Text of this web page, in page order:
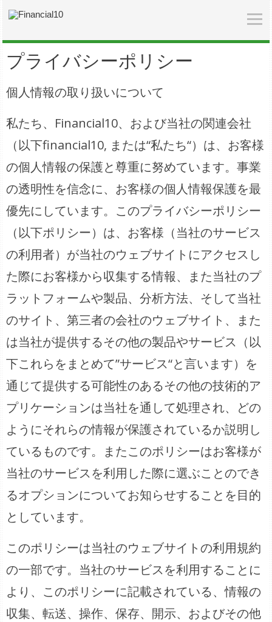
プライバシーポリシー
個人情報の取り扱いについて
私たち、Financial10、および当社の関連会社
（以下financial10, または“私たち“）は、お客様
の個人情報の保護と尊重に努めています。事業
の透明性を信念に、お客様の個人情報保護を最
優先にしています。このプライバシーポリシー
（以下ポリシー）は、お客様（当社のサービス
の利用者）が当社のウェブサイトにアクセスし
た際にお客様から収集する情報、また当社のプ
ラットフォームや製品、分析方法、そして当社
のサイト、第三者の会社のウェブサイト、また
は当社が提供するその他の製品やサービス（以
下これらをまとめて”サービス“と言います）を
通じて提供する可能性のあるその他の技術的ア
プリケーションは当社を通して処理され、どの
ようにそれらの情報が保護されているか説明し
ているものです。またこのポリシーはお客様が
当社のサービスを利用した際に選ぶことのでき
るオプションについてお知らせすることを目的
としています。
このポリシーは当社のウェブサイトの利用規約
の一部です。当社のサービスを利用することに
より、このポリシーに記載されている、情報の
収集、転送、操作、保存、開示、およびその他